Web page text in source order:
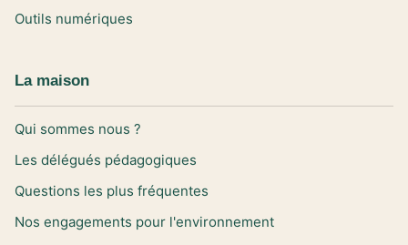
Outils numériques
La maison
Qui sommes nous ?
Les délégués pédagogiques
Questions les plus fréquentes
Nos engagements pour l'environnement